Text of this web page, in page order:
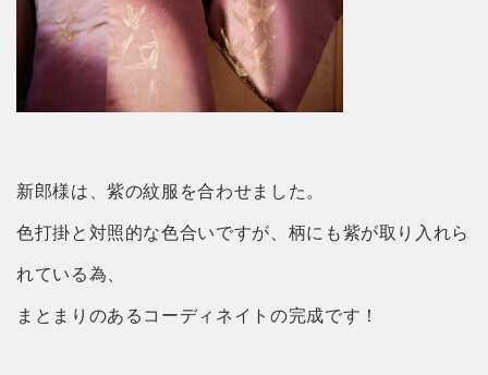
新郎様は、紫の紋服を合わせました。
色打掛と対照的な色合いですが、柄にも紫が取り入れら
れている為、
まとまりのあるコーディネイトの完成です！